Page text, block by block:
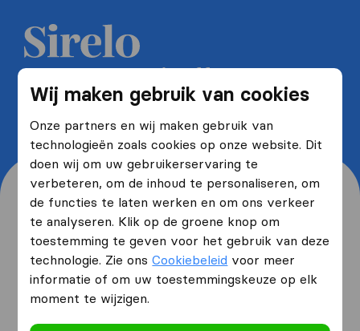
Wij maken gebruik van cookies
Onze partners en wij maken gebruik van
technologieën zoals cookies op onze website. Dit
doen wij om uw gebruikerservaring te
verbeteren, om de inhoud te personaliseren, om
de functies te laten werken en om ons verkeer
te analyseren. Klik op de groene knop om
toestemming te geven voor het gebruik van deze
technologie. Zie onsCookiebeleid voor meer
informatie of om uw toestemmingskeuze op elk
moment te wijzigen.
Ontvang 5 gratis offertes van
verhuisfirma's en bespaar tot wel
40%
Waar woont u nu en waar
verhuist u naartoe?